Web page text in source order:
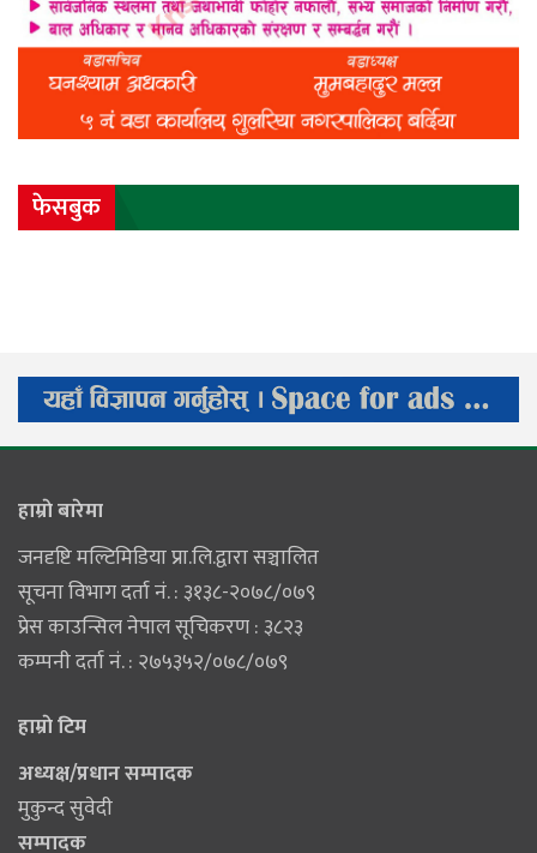
फेसबुक
हाम्राे बारेमा
जनदृष्टि मल्टिमिडिया प्रा.लि.द्वारा सञ्चालित
सूचना विभाग दर्ता नं. : ३१३८-२०७८/०७९
प्रेस काउन्सिल नेपाल सूचिकरण : ३८२३
कम्पनी दर्ता नं. : २७५३५२/०७८/०७९
हाम्राे टिम
अध्यक्ष/प्रधान सम्पादक
मुकुन्द सुवेदी
सम्पादक